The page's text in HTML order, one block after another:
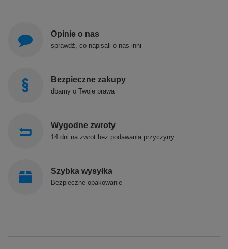
Opinie o nas
sprawdź, co napisali o nas inni
Bezpieczne zakupy
dbamy o Twoje prawa
Wygodne zwroty
14 dni na zwrot bez podawania przyczyny
Szybka wysyłka
Bezpieczne opakowanie